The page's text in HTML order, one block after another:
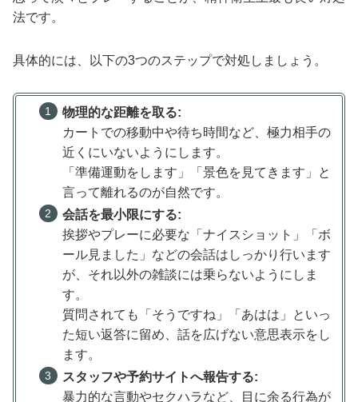
法です。
具体的には、以下の3つのステップで対処しましょう。
物理的な距離を取る:
カートでの移動中や待ち時間など、極力相手の
近くにいないようにします。
「準備運動をします」「景色を見てきます」と
言って離れるのが自然です。
会話を最小限にする:
挨拶やプレーに必要な「ナイスショット」「ボ
ール見ました」などの会話はしっかり行います
が、それ以外の雑談には乗らないようにしま
す。
質問されても「そうですね」「あはは」といっ
た短い返答に留め、話を広げない意思表示をし
ます。
スタッフや予約サイトへ報告する:
暴力的な言動やセクハラなど、目に余る行為が